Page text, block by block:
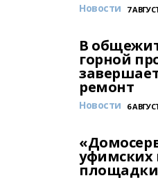
Новости 7
В
горной
ремонт
Новости 6
уфимских